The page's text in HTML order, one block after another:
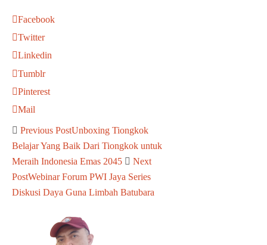
Facebook
Twitter
Linkedin
Tumblr
Pinterest
Mail
Previous PostUnboxing Tiongkok
Belajar Yang Baik Dari Tiongkok untuk
Meraih Indonesia Emas 2045
Next
PostWebinar Forum PWI Jaya Series
Diskusi Daya Guna Limbah Batubara